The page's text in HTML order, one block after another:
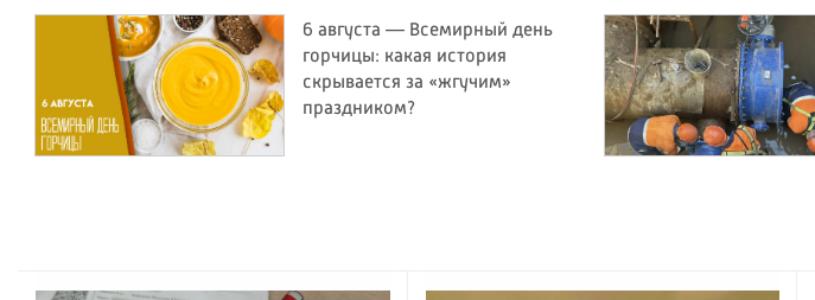
6 августа — Всемирный день
горчицы: какая история
скрывается за «жгучим»
праздником?